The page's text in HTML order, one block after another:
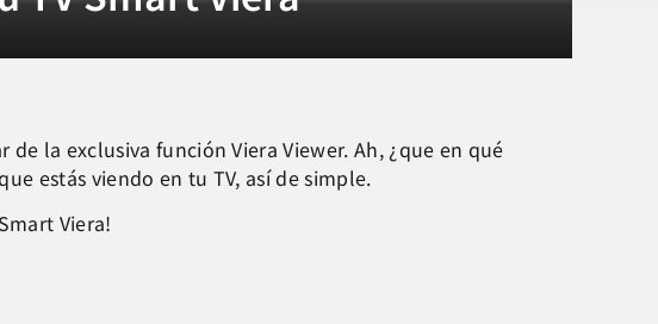
de la exclusiva función Viera Viewer. Ah, ¿que en qué
estás viendo en tu TV, así de simple.
Viera!